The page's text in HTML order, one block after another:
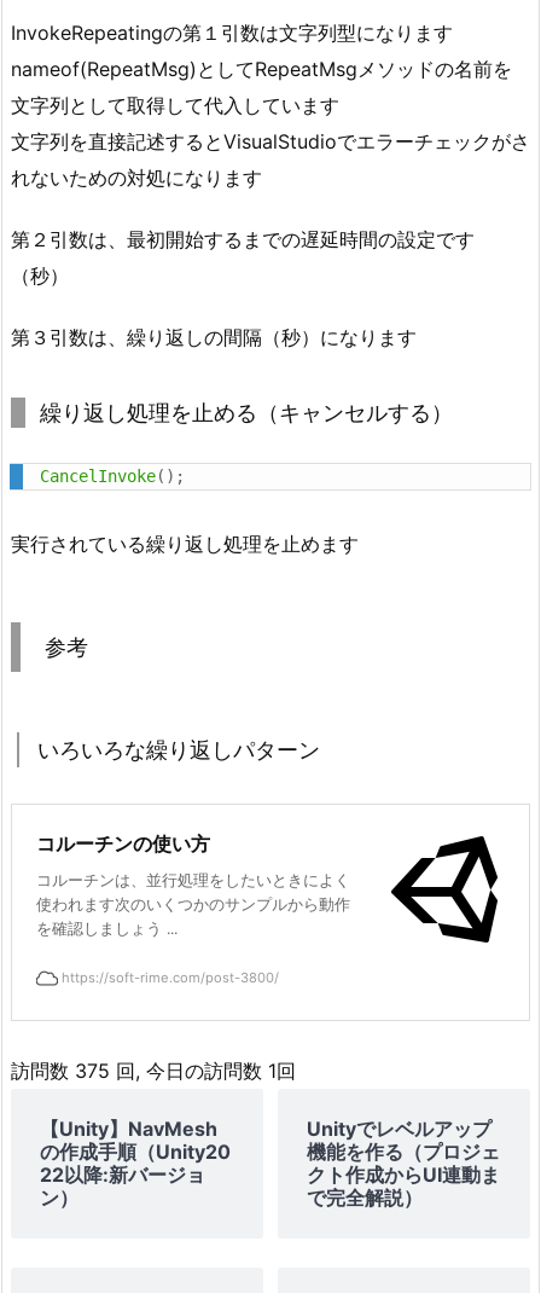
返
し
パ
タ
ン
InvokeRepeatingの第１引数は文字列型になります
nameof(RepeatMsg)としてRepeatMsgメソッドの名前を
文字列として取得して代入しています
文字列を直接記述するとVisualStudioでエラーチェックがさ
れないための対処になります
第２引数は、最初開始するまでの遅延時間の設定です
（秒）
第３引数は、繰り返しの間隔（秒）になります
繰り返し処理を止める（キャンセルする）
CancelInvoke( ) ;
実行されている繰り返し処理を止めます
参考
いろいろな繰り返しパターン
コルーチンの使い方
コルーチンは、並行処理をしたいときによく
使われます次のいくつかのサンプルから動作
を確認しましょう ...
https://soft-rime.com/post-3800/
訪問数 375 回, 今日の訪問数 1回
【Unity】NavMesh
の作成手順（Unity20
22以降:新バージョ
ン）
Unityでレベルアップ
機能を作る（プロジェ
クト作成からUI連動ま
で完全解説）